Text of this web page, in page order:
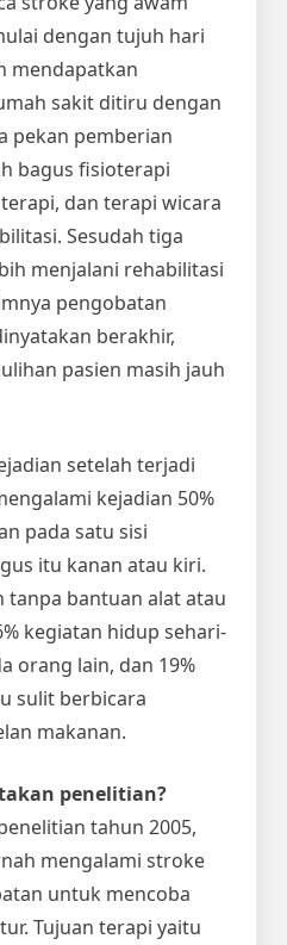
dengan tujuh hari
mendapatkan
sakit ditiru dengan
pekan pemberian
bagus fisioterapi
dan terapi wicara
Sesudah tiga
menjalani rehabilitasi
pengobatan
berakhir,
pasien masih jauh
setelah terjadi
kejadian 50%
pada satu sisi
itu kanan atau kiri.
tanpa bantuan alat atau
kegiatan hidup sehari-
orang lain, dan 19%
sulit berbicara
makanan.
penelitian?
tahun 2005,
mengalami stroke
untuk mencoba
Tujuan terapi yaitu